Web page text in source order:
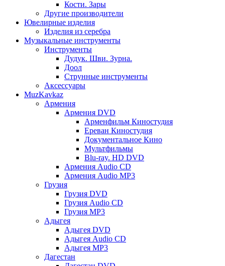
Кости. Зары
Другие производители
Ювелирные изделия
Изделия из серебра
Музыкальные инструменты
Инструменты
Дудук. Шви. Зурна.
Доол
Струнные инструменты
Аксессуары
MuzKavkaz
Армения
Армения DVD
Арменфильм Киностудия
Ереван Киностудия
Документальное Кино
Мультфильмы
Blu-ray. HD DVD
Армения Audio CD
Армения Audio MP3
Грузия
Грузия DVD
Грузия Audio CD
Грузия MP3
Адыгея
Адыгея DVD
Адыгея Audio CD
Адыгея MP3
Дагестан